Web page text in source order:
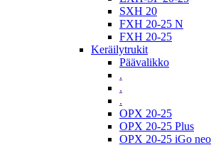
SXH 20
FXH 20-25 N
FXH 20-25
Keräilytrukit
Päävalikko
.
.
.
OPX 20-25
OPX 20-25 Plus
OPX 20-25 iGo neo